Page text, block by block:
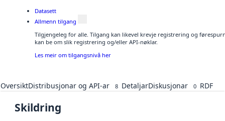
Datasett
Allmenn tilgang
Tilgjengeleg for alle. Tilgang kan likevel krevje registrering og
kan be om slik registrering og/eller API-nøklar.
Les meir om tilgangsnivå her
OversiktDistribusjonar og API-ar 8 DetaljarDiskusjonar 0 RDF
Skildring